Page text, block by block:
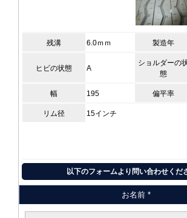
残溝 6.0ｍｍ 製造年
ヒビの状態 A
ショルダーの
態
幅 195 偏平率
リム径 15インチ
以下のフォームより問い合わせくだ
お名前 *